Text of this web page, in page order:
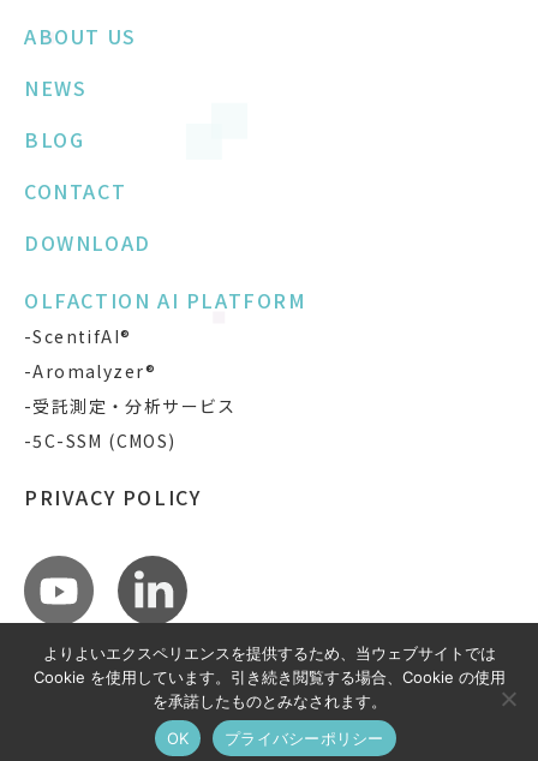
ABOUT US
NEWS
BLOG
CONTACT
DOWNLOAD
OLFACTION AI PLATFORM
-ScentifAI®
-Aromalyzer®
-受託測定・分析サービス
-5C-SSM (CMOS)
PRIVACY POLICY
COPYRIGHT © SCENTIFAI, INC.ALL RIGHTS RESERVED.
よりよいエクスペリエンスを提供するため、当ウェブサイトでは
Cookie を使用しています。引き続き閲覧する場合、Cookie の使用
を承諾したものとみなされます。
OK
プライバシーポリシー